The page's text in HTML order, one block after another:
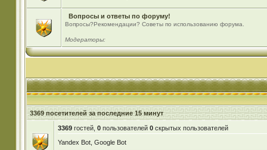
Вопросы и ответы по форуму!
Вопросы?Рекомендации? Советы по использованию форума.
Модераторы:
3369 посетителей за последние 15 минут
3369гостей, 0пользователей 0скрытых пользователей
Yandex Bot, Google Bot